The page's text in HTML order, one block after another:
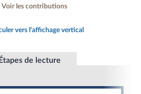
Voir les contributions
vers l'affichage vertical
Étapes de lecture